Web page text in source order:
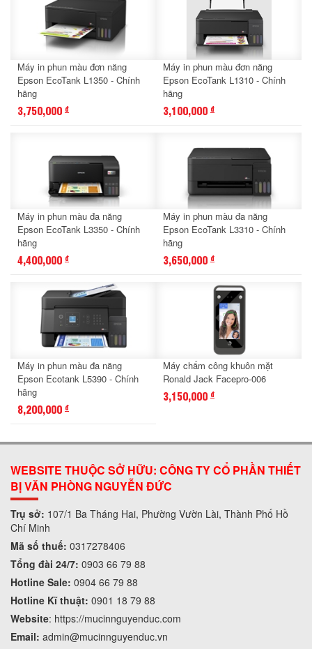
Máy in phun màu đơn năng
Epson EcoTank L1350 - Chính
hãng
3,750,000 đ
Máy in phun màu đơn năng
Epson EcoTank L1310 - Chính
hãng
3,100,000 đ
Máy in phun màu đa năng
Epson EcoTank L3350 - Chính
hãng
4,400,000 đ
Máy in phun màu đa năng
Epson EcoTank L3310 - Chính
hãng
3,650,000 đ
Máy in phun màu đa năng
Epson Ecotank L5390 - Chính
hãng
8,200,000 đ
Máy chấm công khuôn mặt
Ronald Jack Facepro-006
3,150,000 đ
WEBSITE THUỘC SỞ HỮU: CÔNG TY CỔ PHẦN THIẾT
BỊ VĂN PHÒNG NGUYỄN ĐỨC
Trụ sở: 107/1 Ba Tháng Hai, Phường Vườn Lài, Thành Phố Hồ
Chí Minh
Mã số thuế: 0317278406
Tổng đài 24/7: 0903 66 79 88
Hotline Sale: 0904 66 79 88
Hotline Kĩ thuật: 0901 18 79 88
Website: https://mucinnguyenduc.com
Email: admin@mucinnguyenduc.vn